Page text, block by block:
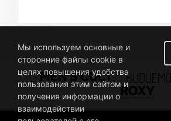
Мы используем основные и
сторонние файлы cookie в
целях повышения удобства
пользования этим сайтом и
получения информации о
взаимодействии